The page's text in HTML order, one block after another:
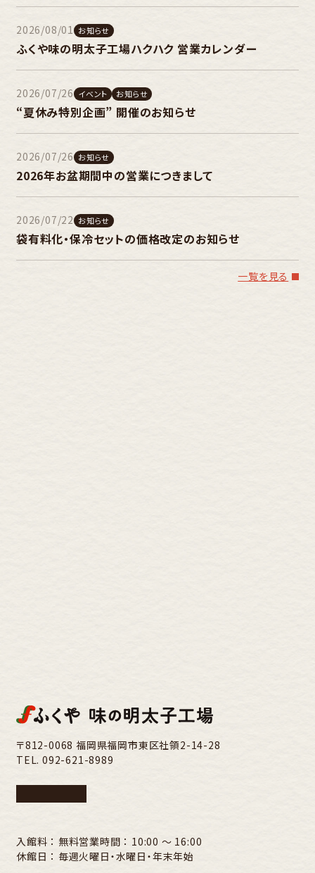
2026/08/01 お知らせ
ふくや味の明太子工場ハクハク 営業カレンダー
2026/07/26 イベント お知らせ
“夏休み特別企画” 開催のお知らせ
2026/07/26 お知らせ
2026年お盆期間中の営業につきまして
2026/07/22 お知らせ
袋有料化・保冷セットの価格改定のお知らせ
一覧を見る
〒812-0068 福岡県福岡市東区社領2-14-28
TEL. 092-621-8989
入館料 ： 無料営業時間 ： 10:00 〜 16:00
休館日 ： 毎週火曜日・水曜日・年末年始